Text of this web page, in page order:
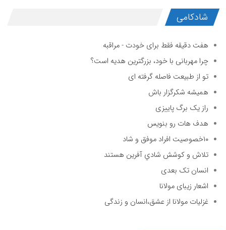
شادکامی
هفت دقیقه فقط برای خودت - مراقبه
چرا مهربانی با خود، بزرگترین هدیه است؟
تو از طبیعت فاصله گرفته ای
همیشه شکرگزار باش
راز یک برگ پاییزی
هدف هات رو بنویس
۱۰خصوصیت افراد موفق و شاد
تلاش و كوشش شادي آفرين هستند
انسان تک بعدی
اشعار زیبای مولانا
غزلیات مولانا از عشق،انسان و زندگی